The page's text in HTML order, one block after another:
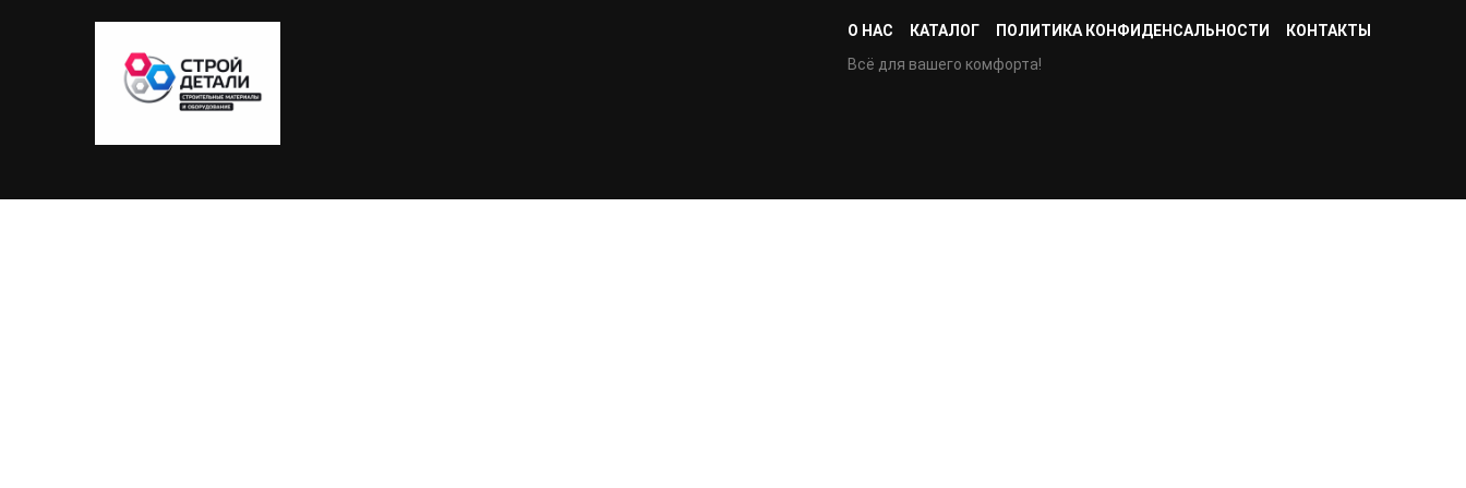
О НАС КАТАЛОГ ПОЛИТИКА КОНФИДЕНСАЛЬНОСТИ
КОНТАКТЫ
Всё для вашего комфорта!